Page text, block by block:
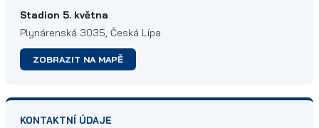
Stadion 5. května
Plynárenská 3035, Česká Lípa
ZOBRAZIT NA MAPĚ
KONTAKTNÍ ÚDAJE